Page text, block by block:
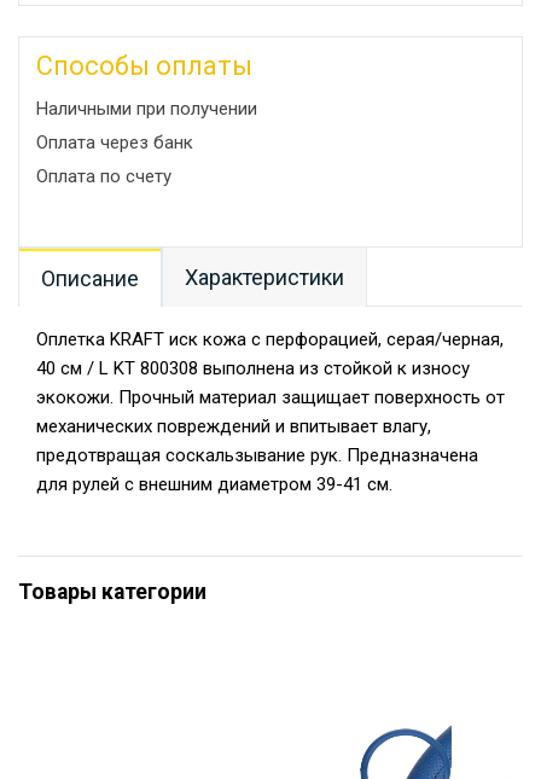
Способы оплаты
Наличными при получении
Оплата через банк
Оплата по счету
Описание Характеристики
Оплетка KRAFT иск кожа с перфорацией, серая/черная,
40 см / L KT 800308 выполнена из стойкой к износу
экокожи. Прочный материал защищает поверхность от
механических повреждений и впитывает влагу,
предотвращая соскальзывание рук. Предназначена
для рулей с внешним диаметром 39-41 см.
Товары категории